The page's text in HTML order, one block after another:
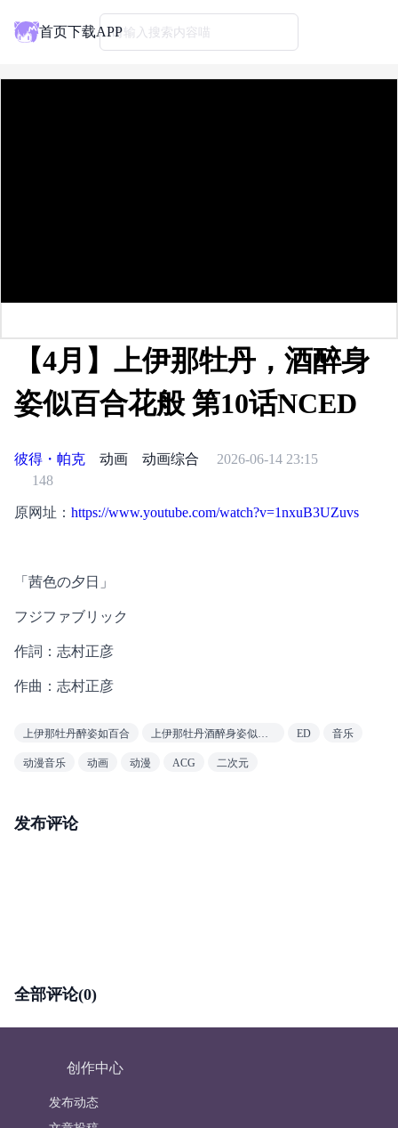
首页下载APP请输入搜索内容喵
【4月】上伊那牡丹，酒醉身
姿似百合花般 第10话NCED
彼得・帕克 动画 动画综合
2026-06-14 23:15
148
原网址： https://www.youtube.com/watch?v=1nxuB3UZuvs
フジファブリック
作詞：志村正彦
作曲：志村正彦
上伊那牡丹醉姿如百合 上伊那牡丹酒醉身姿似百合花般 ED 音乐
动漫音乐 动画 动漫 ACG 二次元
发布评论
全部评论(0)
创作中心
发布动态